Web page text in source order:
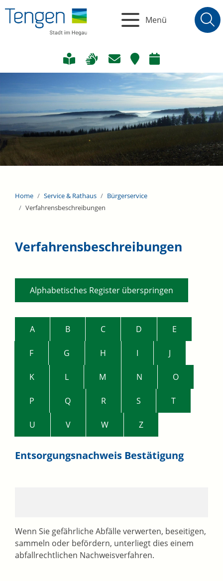
Menü
Home Service & Rathaus
Bürgerservice
Verfahrensbeschreibungen
Verfahrensbeschreibungen
Alphabetisches Register überspringen
A B C D E
F G H I J
K L M N O
P Q R S T
U V W Z
Entsorgungsnachweis Bestätigung
Wenn Sie gefährliche Abfälle verwerten, beseitigen,
sammeln oder befördern, unterliegt dies einem
abfallrechtlichen Nachweisverfahren.